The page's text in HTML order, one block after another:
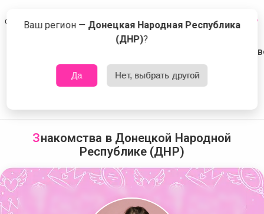
Сейчас знакомятся в Донецкой Народной Республике (ДНР) Что это?
Знакомства в Донецкой Народной
Республике (ДНР)
Ваш регион — Донецкая Народная Республика
(ДНР)?
Да Нет, выбрать другой